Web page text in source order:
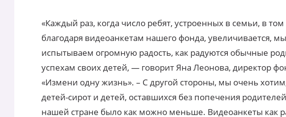
«Каждый раз, когда число ребят, устроенных в семьи, в
благодаря видеоанкетам нашего фонда, увеличивается, мы
испытываем огромную радость, как радуются обычные
успехам своих детей, — говорит Яна Леонова, директор
«Измени одну жизнь». – С другой стороны, мы очень
детей-сирот и детей, оставшихся без попечения
нашей стране было как можно меньше. Видеоанкеты как